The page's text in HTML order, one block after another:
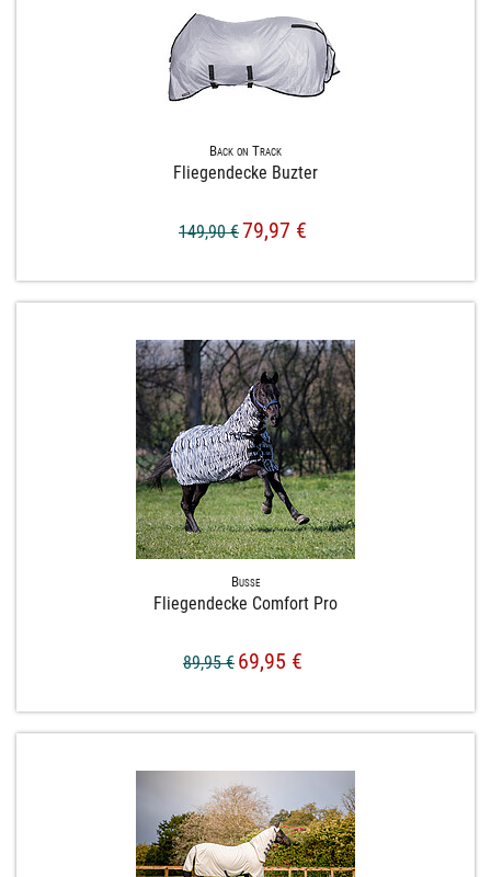
Back on Track
Fliegendecke Buzter
149,90 €79,97 €
Busse
Fliegendecke Comfort Pro
89,95 € 69,95 €